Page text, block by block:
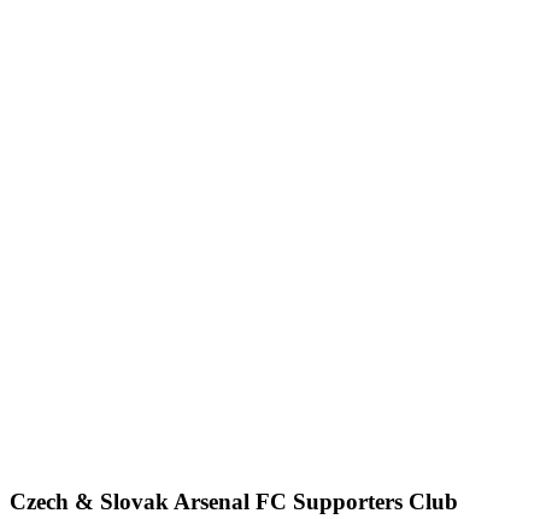
Czech & Slovak Arsenal FC Supporters Club